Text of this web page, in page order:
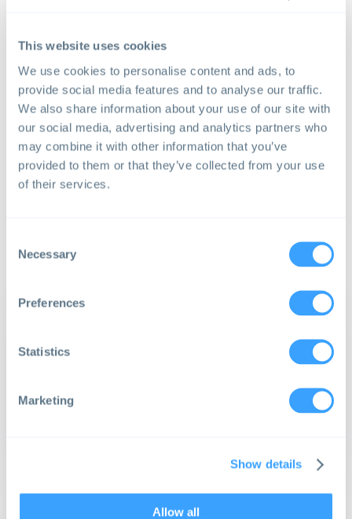
This website uses cookies
We use cookies to personalise content and ads, to
provide social media features and to analyse our traffic.
We also share information about your use of our site with
our social media, advertising and analytics partners who
may combine it with other information that you’ve
provided to them or that they’ve collected from your use
of their services.
Selection
Necessary
Preferences
Statistics
Marketing
Show details
Allow all
Dadurch, dass die OPTIMA Plattform von
Art und Weise gestaltet wird und sich an den
Bedürfnissen vonKlinikernundPatienten
orientiert, soll diegemeinsame
Entscheidungsfindungauf der Grundlage
innovativer Daten und KI-gesteuerter
Technologien und Tools gestärkt werden.
Wie?
Forschungsfragen, um Lücken